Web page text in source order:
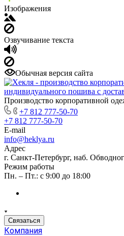
Изображения
Озвучивание текста
Обычная версия сайта
Производство корпоративной
+7 812 777-50-70
+7 812 777-50-70
E-mail
info@heklya.ru
Адрес
г. Санкт-Петербург, наб.
Режим работы
Пн. – Пт.: с 9:00 до 18:00
Связаться
Компания